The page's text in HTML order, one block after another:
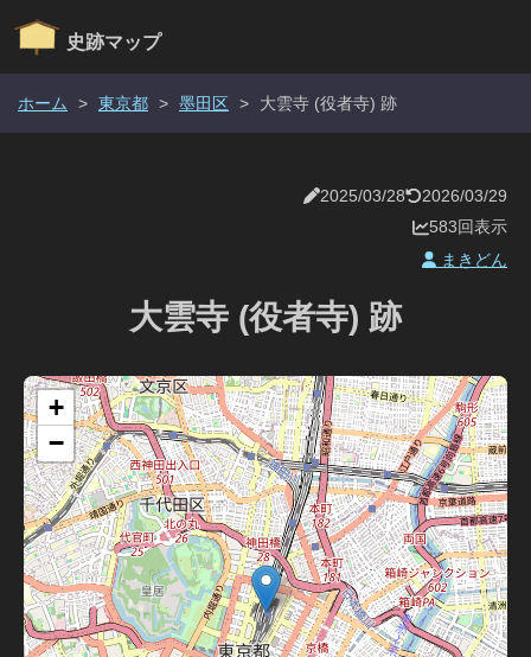
史跡マップ
ホーム > 東京都 > 墨田区 > 大雲寺 (役者寺) 跡
2025/03/28
2026/03/29
583回表示
まきどん
大雲寺 (役者寺) 跡
+
−